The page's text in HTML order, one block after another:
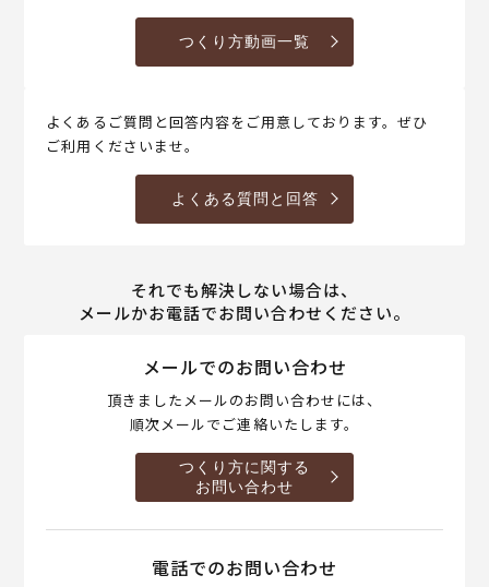
つくり方動画一覧
よくあるご質問と回答内容をご用意しております。ぜひ
ご利用くださいませ。
よくある質問と回答
それでも解決しない場合は、
メールかお電話でお問い合わせください。
メールでのお問い合わせ
頂きましたメールのお問い合わせには、
順次メールでご連絡いたします。
つくり方に関する
お問い合わせ
電話でのお問い合わせ